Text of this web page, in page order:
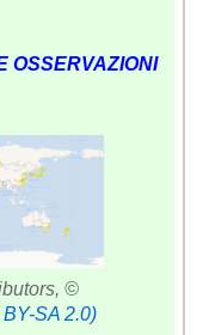
OSSERVAZIONI
©
SA 2.0)